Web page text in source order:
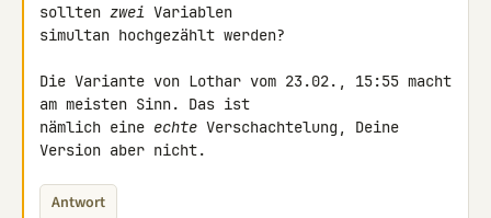
sollten zwei Variablen
simultan hochgezählt werden?
Die Variante von Lothar vom 23.02., 15:55 macht
am meisten Sinn. Das ist
nämlich eine echte Verschachtelung, Deine
Version aber nicht.
Antwort